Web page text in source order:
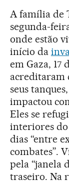
A família de
segunda-
onde estão
início da
em Gaza,
acreditaram
seus
impactou
Eles se
interiores
dias “entre
combates”.
pela “janela
traseiro. Na